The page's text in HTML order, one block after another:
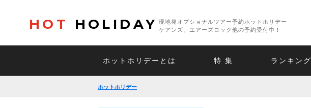
HOT HOLIDAY
現地発オプショナルツアー予約ホットホリデー
ケアンズ、エアーズロック他の予約受付中！
ホットホリデーとは 特 集 ランキング
ホットホリデー